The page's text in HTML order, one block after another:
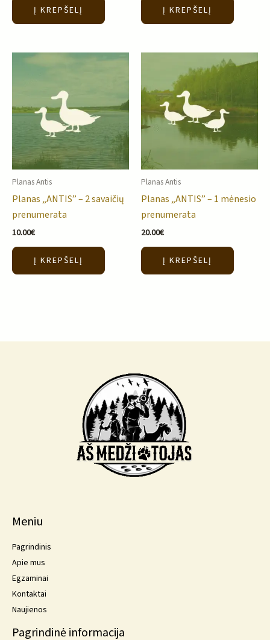
Į KREPŠELĮ Į KREPŠELĮ
Planas Antis
Planas „ANTIS” – 2 savaičių
prenumerata
10.00€
Į KREPŠELĮ
Planas Antis
Planas „ANTIS” – 1 mėnesio
prenumerata
20.00€
Į KREPŠELĮ
Meniu
Pagrindinis
Apie mus
Egzaminai
Kontaktai
Naujienos
Pagrindinė informacija